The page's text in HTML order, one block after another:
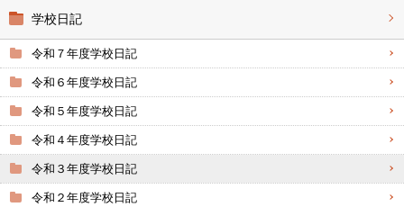
学校日記
令和７年度学校日記
令和６年度学校日記
令和５年度学校日記
令和４年度学校日記
令和３年度学校日記
令和２年度学校日記